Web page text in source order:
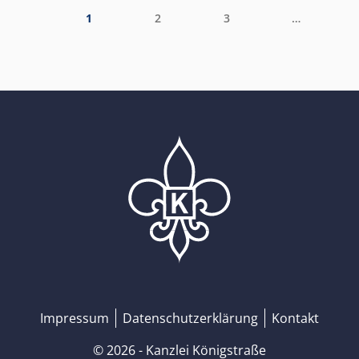
1 2 3 …
Home
Impressum Datenschutzerklärung
Kontakt
© 2026 - Kanzlei Königstraße